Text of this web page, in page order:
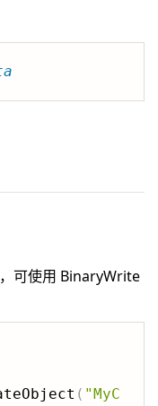
可使用 BinaryWrite
( "MyC